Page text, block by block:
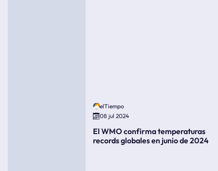
elTiempo
08 jul 2024
El WMO confirma temperaturas
records globales en junio de 2024